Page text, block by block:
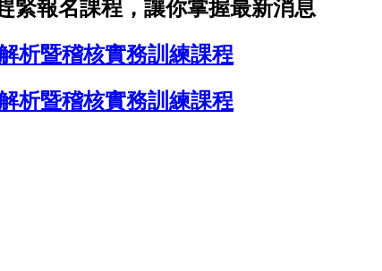
緊報名課程，讓你掌握最新消息
析暨稽核實務訓練課程
析暨稽核實務訓練課程